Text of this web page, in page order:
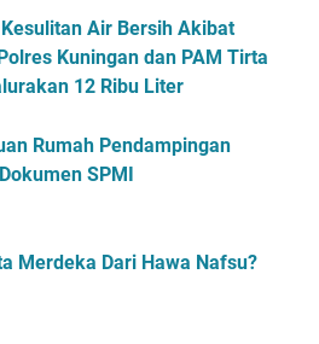
Air Bersih Akibat
Kuningan dan PAM Tirta
12 Ribu Liter
Rumah Pendampingan
SPMI
Merdeka Dari Hawa Nafsu?